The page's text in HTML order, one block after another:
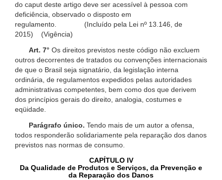
do caput deste artigo deve ser acessível à pessoa com
deficiência, observado o disposto em
regulamento. (Incluído pela Lei nº 13.146, de
2015) (Vigência)
Art. 7° Os direitos previstos neste código não excluem
outros decorrentes de tratados ou convenções internacionais
de que o Brasil seja signatário, da legislação interna
ordinária, de regulamentos expedidos pelas autoridades
administrativas competentes, bem como dos que derivem
dos princípios gerais do direito, analogia, costumes e
eqüidade.
Parágrafo único. Tendo mais de um autor a ofensa,
todos responderão solidariamente pela reparação dos danos
previstos nas normas de consumo.
CAPÍTULO IV
Da Qualidade de Produtos e Serviços, da Prevenção e
da Reparação dos Danos